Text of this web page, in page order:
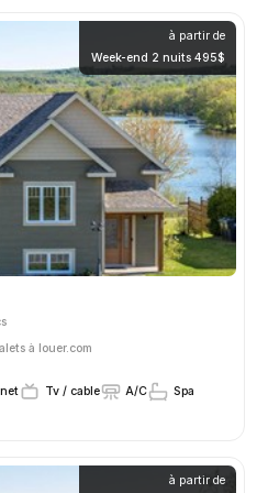
à partir de
Week-end 2 nuits 495$
à louer.com
Tv / cable A/C
Spa
à partir de